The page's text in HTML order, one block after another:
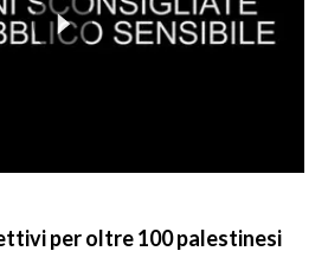
per oltre 100 palestinesi